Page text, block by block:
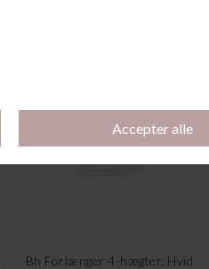
Bh Forlænger 4-hægter, Hvid